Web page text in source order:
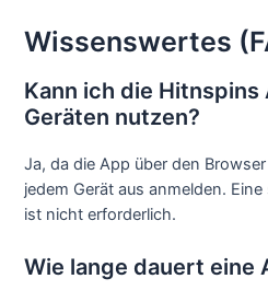
Wissenswertes
Kann ich die
Geräten nutzen?
Ja, da die App über den
jedem Gerät aus anmelden.
ist nicht erforderlich.
Wie lange dauert eine